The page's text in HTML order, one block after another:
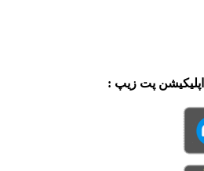
پت زیپ :